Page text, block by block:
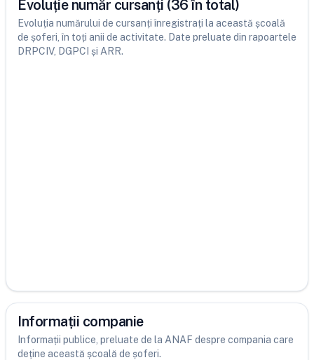
Evoluție număr cursanți (36 în total)
Evoluția numărului de cursanți înregistrați la această școală
de șoferi, în toți anii de activitate. Date preluate din rapoartele
DRPCIV, DGPCI și ARR.
Informații companie
Informații publice, preluate de la ANAF despre compania care
deține această școală de șoferi.